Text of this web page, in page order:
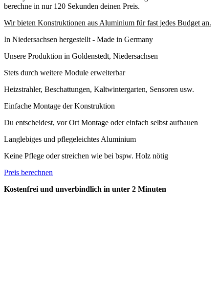
berechne in nur 120 Sekunden deinen Preis.
Wir bieten Konstruktionen aus Aluminium für fast jedes Budget an.
In Niedersachsen hergestellt - Made in Germany
Unsere Produktion in Goldenstedt, Niedersachsen
Stets durch weitere Module erweiterbar
Heizstrahler, Beschattungen, Kaltwintergarten, Sensoren usw.
Einfache Montage der Konstruktion
Du entscheidest, vor Ort Montage oder einfach selbst aufbauen
Langlebiges und pflegeleichtes Aluminium
Keine Pflege oder streichen wie bei bspw. Holz nötig
Preis berechnen
Kostenfrei und unverbindlich in unter 2 Minuten